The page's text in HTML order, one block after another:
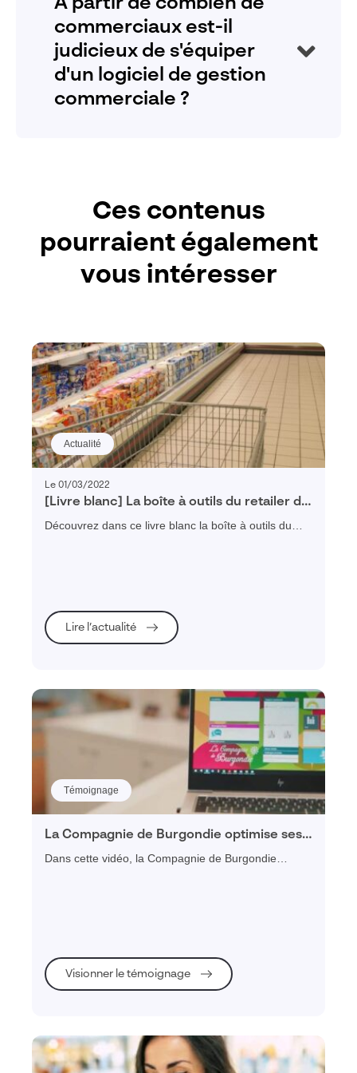
en temps réel dès lors que vous êtes connecté à
internet.
À partir de combien de
commerciaux est-il
judicieux de s'équiper
d'un logiciel de gestion
commerciale ?
faciliter le quotidien d’une flotte de commerciaux
Ces contenus
pourraient également
vous intéresser
Actualité
Le 01/03/2022
[Livre blanc] La boîte à outils du retailer de
2030
Découvrez dans ce livre blanc la boîte à outils du
Lire l’actualité
Témoignage
La Compagnie de Burgondie optimise ses
processus de ventes avec Visiativ Force
Dans cette vidéo, la Compagnie de Burgondie
Visionner le témoignage